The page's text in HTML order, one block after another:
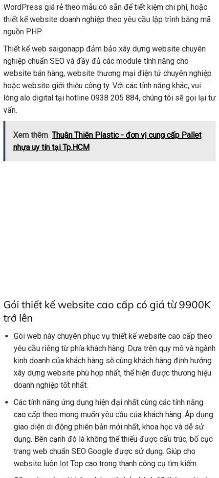
WordPress giá rẻ theo mẫu có sẵn để tiết kiệm chi phí, hoặc
thiết kế website doanh nghiệp theo yêu cầu lập trình bằng mã
nguồn PHP.
Thiết kế web saigonapp đảm bảo xây dựng website chuyên
nghiệp chuẩn SEO và đầy đủ các module tính năng cho
website bán hàng, website thương mại điện tử chuyên nghiệp
hoặc website giới thiệu công ty. Với các tính năng khác, vui
lòng alo digital tại hotline 0938 205 884, chúng tôi sẽ gọi lại tư
vấn.
Xem thêm Thuận Thiên Plastic - đơn vị cung cấp Pallet
nhựa uy tín tại Tp.HCM
Gói thiết kế website cao cấp có giá từ 9900K
trở lên
Gói web này chuyên phục vụ thiết kế website cao cấp theo
yêu cầu riêng từ phía khách hàng. Dựa trên quy mô và ngành
kinh doanh của khách hàng sẽ cùng khách hàng định hướng
xây dựng website phù hợp nhất, thể hiện được thương hiệu
doanh nghiệp tốt nhất.
Các tính năng ứng dụng hiện đại nhất cùng các tính năng
cao cấp theo mong muốn yêu cầu của khách hàng. Áp dụng
giao diện di động phiên bản mới nhất, khoa học và dễ sử
dụng. Bên cạnh đó là không thể thiếu được cấu trúc, bố cục
trang web chuẩn SEO Google được sử dụng. Giúp cho
website luôn lọt Top cao trong thanh công cụ tìm kiếm.